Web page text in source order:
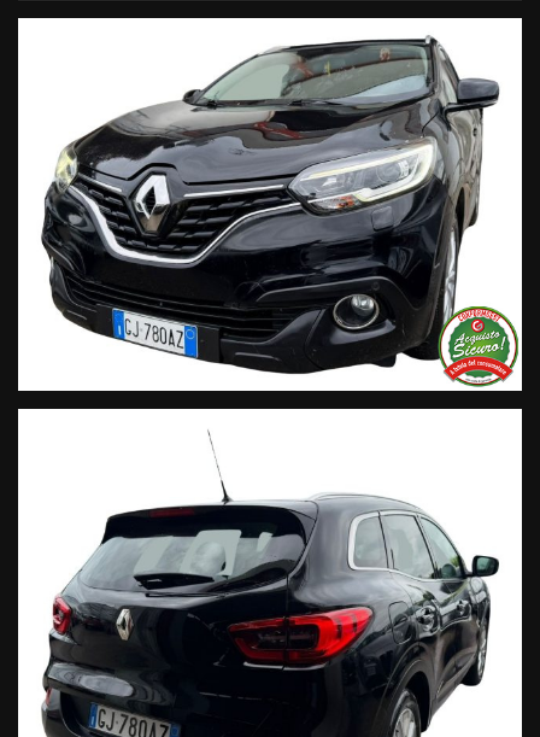
+ 39 347 2621925 Orari D
al lunedì al venerdi 08:3012:00 –
14:30/19:30 Sabato 8:30 12:30 14.30 18.30
Trasparenza:
• Si precisa che le informazioni contenute negli annunci
online e nel proprio sito web sono state compilate con cura
affinché siano il più complete e precise; tuttavia possono
contenere errori e omissioni. Si declina ogni responsabilità
per eventuali involontarie incongruenze che non
rappresentano un impegno contrattuale.